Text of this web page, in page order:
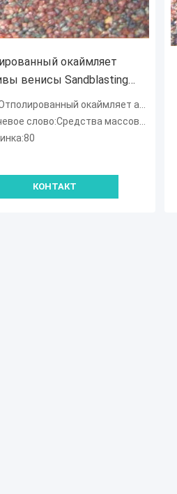
окаймляет
венисы Sandblasting
средств массовой
80
окаймляет абразивы венисы Sandblasting песчинка средств массовой информации 80
массовой информации Sandblasting венисы
КОНТАКТ